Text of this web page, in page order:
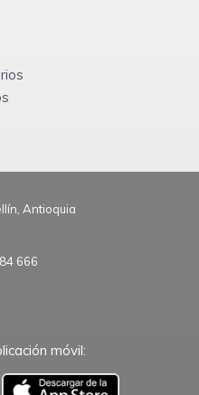
Antioquia
666
móvil: